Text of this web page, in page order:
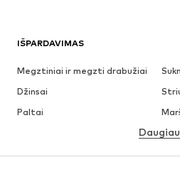
IŠPARDAVIMAS
Megztiniai ir megzti drabužiai
Džinsai
Paltai
Daugiau